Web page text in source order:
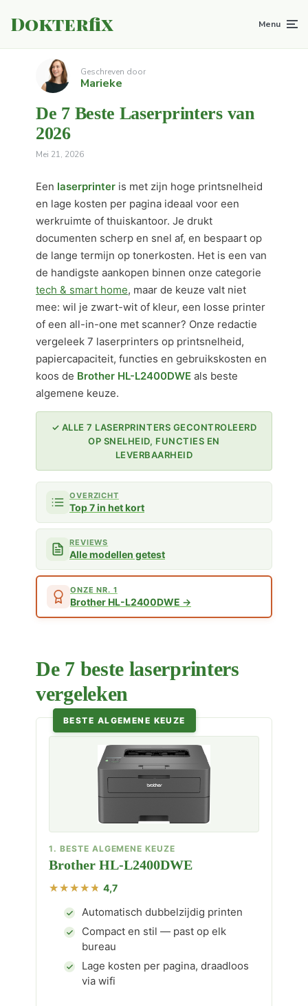
Dokterfix Menu
Geschreven door
Marieke
De 7 Beste Laserprinters van
2026
Mei 21, 2026
Een laserprinter is met zijn hoge printsnelheid
en lage kosten per pagina ideaal voor een
werkruimte of thuiskantoor. Je drukt
documenten scherp en snel af, en bespaart op
de lange termijn op tonerkosten. Het is een van
de handigste aankopen binnen onze categorie
tech & smart home, maar de keuze valt niet
mee: wil je zwart-wit of kleur, een losse printer
of een all-in-one met scanner? Onze redactie
vergeleek 7 laserprinters op printsnelheid,
papiercapaciteit, functies en gebruikskosten en
koos de Brother HL-L2400DWE als beste
algemene keuze.
✓ ALLE 7 LASERPRINTERS GECONTROLEERD
OP SNELHEID, FUNCTIES EN
LEVERBAARHEID
OVERZICHT
Top 7 in het kort
REVIEWS
Alle modellen getest
ONZE NR. 1
Brother HL-L2400DWE
De 7 beste laserprinters
vergeleken
BESTE ALGEMENE KEUZE
1. BESTE ALGEMENE KEUZE
Brother HL-L2400DWE
4,7
Automatisch dubbelzijdig printen
Compact en stil — past op elk
bureau
Lage kosten per pagina, draadloos
via wifi